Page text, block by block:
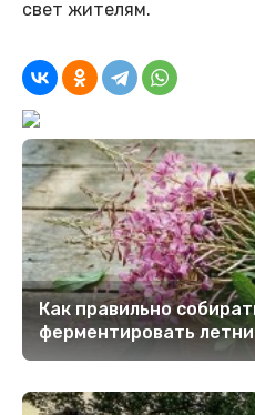
свет жителям.
Как правильно
ферментировать